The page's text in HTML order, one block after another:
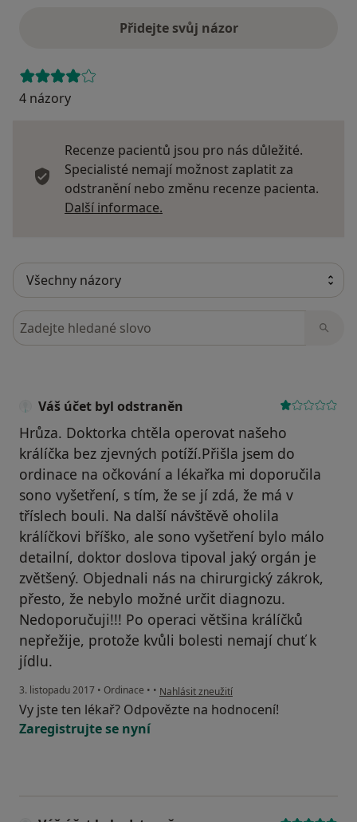
Přidejte svůj názor
4 názory
Recenze pacientů jsou pro nás důležité.
Specialisté nemají možnost zaplatit za
odstranění nebo změnu recenze pacienta.
Další informace.
Hledejte v názorech
Váš účet byl odstraněn
Hrůza. Doktorka chtěla operovat našeho
králíčka bez zjevných potíží.Přišla jsem do
ordinace na očkování a lékařka mi doporučila
sono vyšetření, s tím, že se jí zdá, že má v
tříslech bouli. Na další návštěvě oholila
králíčkovi bříško, ale sono vyšetření bylo málo
detailní, doktor doslova tipoval jaký orgán je
zvětšený. Objednali nás na chirurgický zákrok,
přesto, že nebylo možné určit diagnozu.
Nedoporučuji!!! Po operaci většina králíčků
nepřežije, protože kvůli bolesti nemají chuť k
jídlu.
3. listopadu 2017 • Ordinace • • podle názoru uživatele Váš účet byl
Nahlásit zneužití
Vy jste ten lékař? Odpovězte na hodnocení!
Zaregistrujte se nyní